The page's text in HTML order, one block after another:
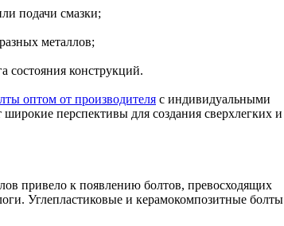
подачи смазки;
металлов;
состояния конструкций.
оптом от производителя с индивидуальными
перспективы для создания сверхлегких и
привело к появлению болтов, превосходящих
Углепластиковые и керамокомпозитные болты